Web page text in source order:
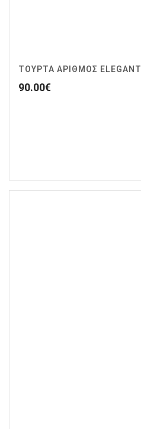
ΤΟΥΡΤΑ ΑΡΙΘΜΟΣ ELEGANT
90.00€